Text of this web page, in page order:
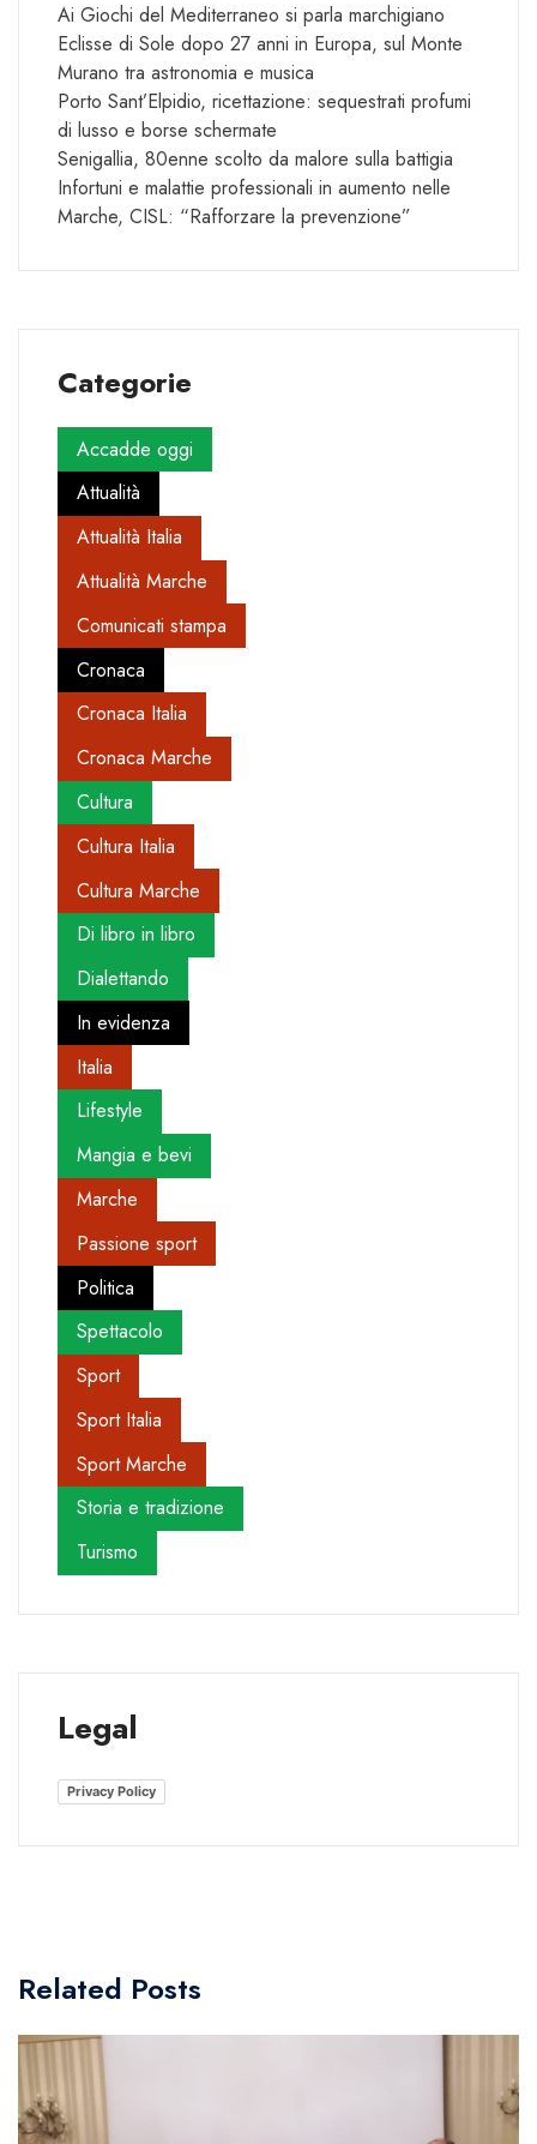
Ai Giochi del Mediterraneo si parla marchigiano
Eclisse di Sole dopo 27 anni in Europa, sul Monte
Murano tra astronomia e musica
Porto Sant’Elpidio, ricettazione: sequestrati profumi
di lusso e borse schermate
Senigallia, 80enne scolto da malore sulla battigia
Infortuni e malattie professionali in aumento nelle
Marche, CISL: “Rafforzare la prevenzione”
Categorie
Accadde oggi
Attualità
Attualità Italia
Attualità Marche
Comunicati stampa
Cronaca
Cronaca Italia
Cronaca Marche
Cultura
Cultura Italia
Cultura Marche
Di libro in libro
Dialettando
In evidenza
Italia
Lifestyle
Mangia e bevi
Marche
Passione sport
Politica
Spettacolo
Sport
Sport Italia
Sport Marche
Storia e tradizione
Turismo
Legal
Privacy Policy
Related Posts